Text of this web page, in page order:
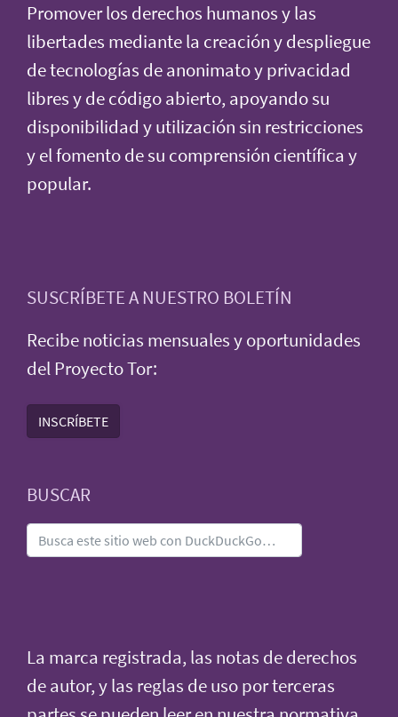
Promover los derechos humanos y las
libertades mediante la creación y despliegue
de tecnologías de anonimato y privacidad
libres y de código abierto, apoyando su
disponibilidad y utilización sin restricciones
y el fomento de su comprensión científica y
popular.
SUSCRÍBETE A NUESTRO BOLETÍN
Recibe noticias mensuales y oportunidades
del Proyecto Tor:
INSCRÍBETE
BUSCAR
La marca registrada, las notas de derechos
de autor, y las reglas de uso por terceras